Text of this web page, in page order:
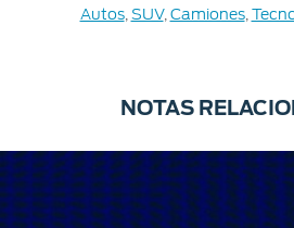
Autos,SUV,Camiones,
NOTAS